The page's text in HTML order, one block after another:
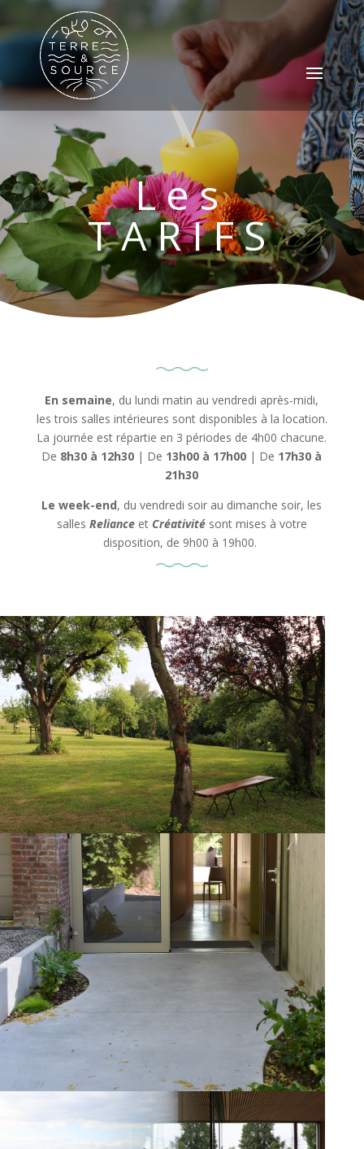
Les
TARIFS
En semaine, du lundi matin au vendredi après-midi,
les trois salles intérieures sont disponibles à la location.
La journée est répartie en 3 périodes de 4h00 chacune.
De 8h30 à 12h30 | De 13h00 à 17h00 | De 17h30 à
21h30
Le week-end, du vendredi soir au dimanche soir, les
salles Relianceet Créativitésont mises à votre
disposition, de 9h00 à 19h00.